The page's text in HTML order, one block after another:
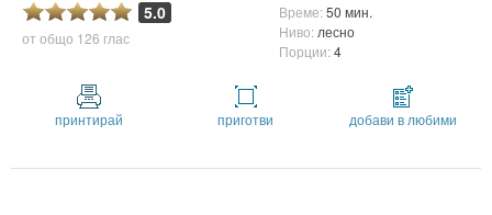
5.0
от общо 126 глас
Време:50 мин.
Ниво: лесно
Порции:4
принтирай приготви добави в любими